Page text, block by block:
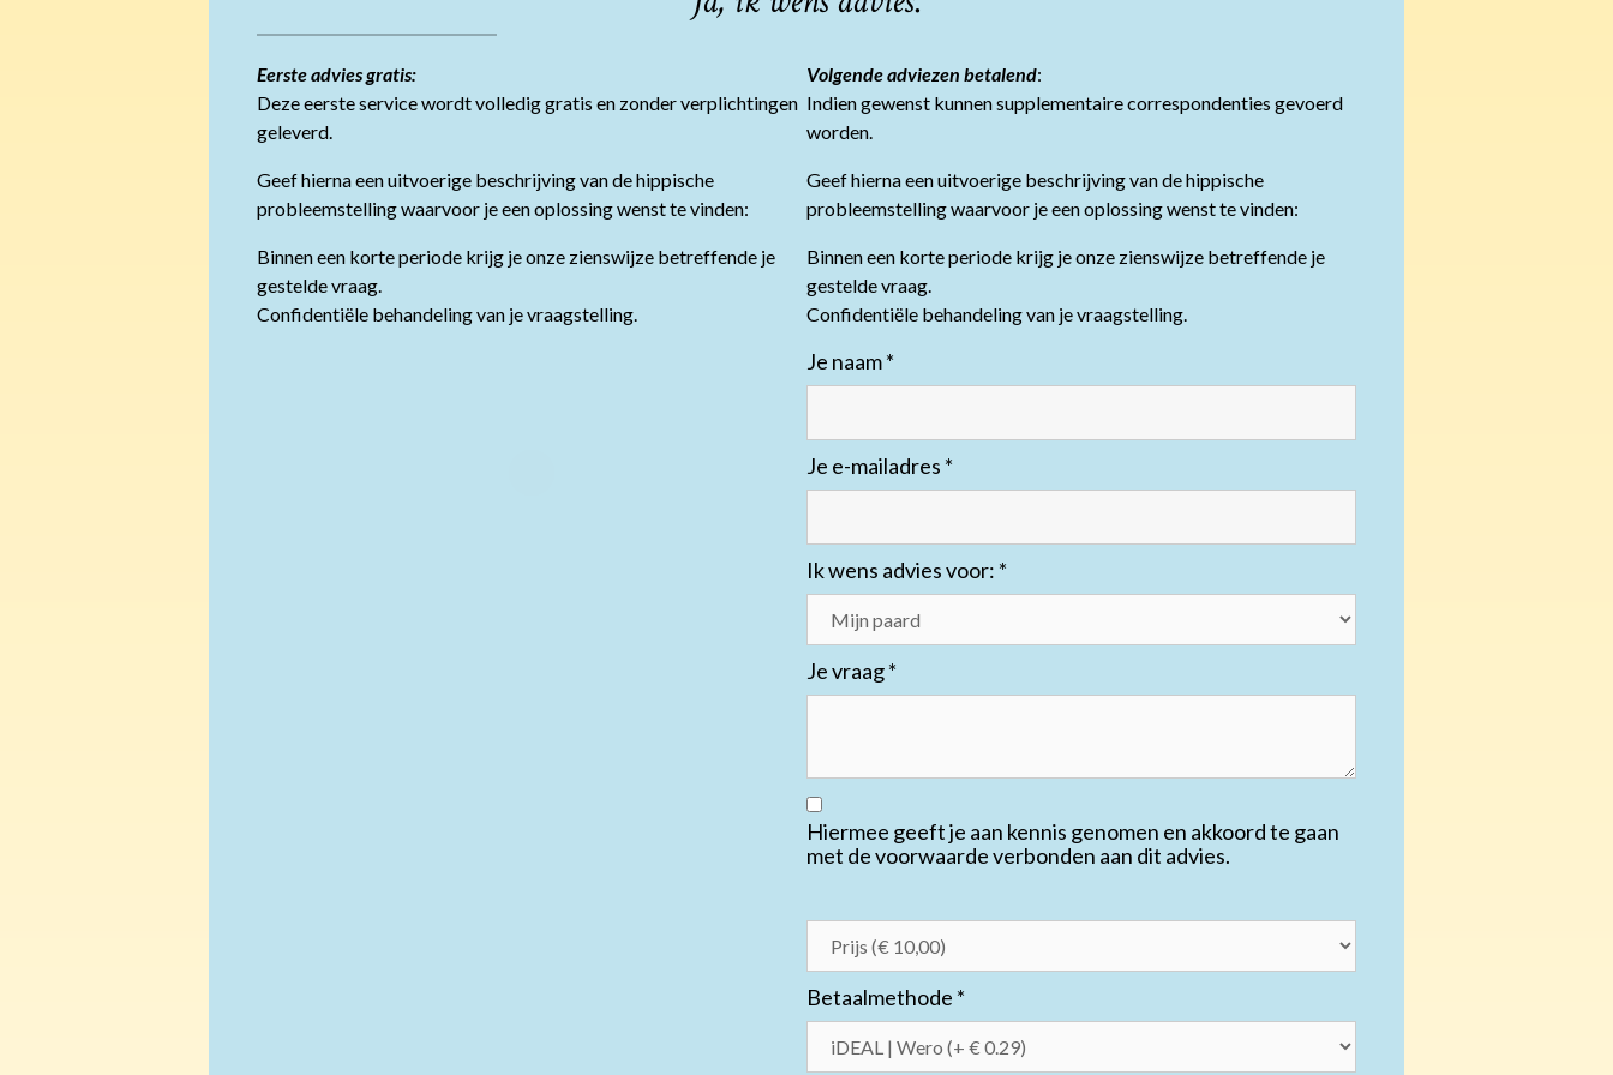
Eerste advies gratis:
Deze eerste service wordt volledig gratis en zonder verplichtingen
geleverd.
Geef hierna een uitvoerige beschrijving van de hippische
probleemstelling waarvoor je een oplossing wenst te vinden:
Binnen een korte periode krijg je onze zienswijze betreffende je
gestelde vraag.
Confidentiële behandeling van je vraagstelling.
Volgende adviezen betalend:
Indien gewenst kunnen supplementaire correspondenties gevoerd
worden.
Geef hierna een uitvoerige beschrijving van de hippische
probleemstelling waarvoor je een oplossing wenst te vinden:
Binnen een korte periode krijg je onze zienswijze betreffende je
gestelde vraag.
Confidentiële behandeling van je vraagstelling.
Je naam*
Je e-mailadres *
Ik wens advies voor: *
Je vraag*
Hiermee geeft je aan kennis genomen en akkoord te gaan
met de voorwaarde verbonden aan dit advies.
Betaalmethode *